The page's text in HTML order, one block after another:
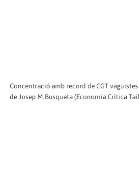
Concentració amb record de CGT
de Josep M.Busqueta (Economia Crítica